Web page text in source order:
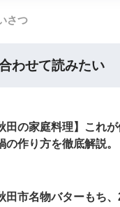
さつ
わせて読みたい
田の家庭料理】これ
の作り方を徹底解説。
田市名物バターもち